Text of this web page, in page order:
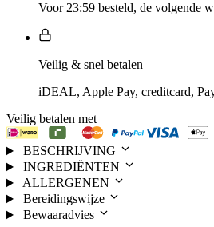
Voor 23:59 besteld, de volgende
Veilig & snel betalen
iDEAL, Apple Pay, creditcard,
Veilig betalen met
BESCHRIJVING
INGREDIËNTEN
ALLERGENEN
Bereidingswijze
Bewaaradvies